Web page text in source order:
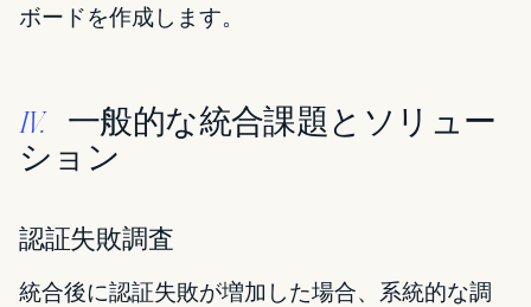
ボードを作成します。
IV.
一般的な統合課題とソリュー
ション
認証失敗調査
統合後に認証失敗が増加した場合、系統的な調